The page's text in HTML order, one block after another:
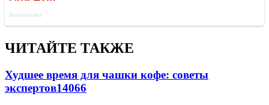
ЧИТАЙТЕ ТАКЖЕ
Худшее время для чашки кофе: советы
экспертов14066